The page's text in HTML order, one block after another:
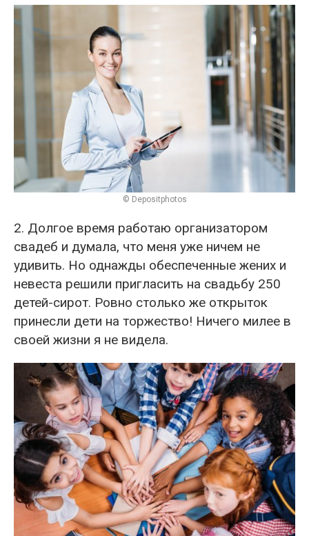
© Depositphotos
2. Долгое время работаю организатором
свадеб и думала, что меня уже ничем не
удивить. Но однажды обеспеченные жених и
невеста решили пригласить на свадьбу 250
детей-сирот. Ровно столько же открыток
принесли дети на торжество! Ничего милее в
своей жизни я не видела.